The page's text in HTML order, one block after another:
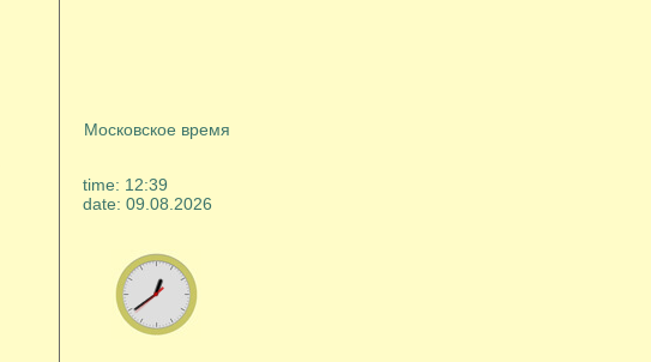
Московское время
time: 12:39
date: 09 08 2026